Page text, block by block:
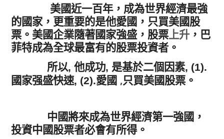
美國近一百年，成為世界經濟最強
的國家，更重要的是他愛國，只買美國股
票。美國企業隨著國家強盛 ，股票上升，巴
菲特成為全球最富有的股票投資者。
所以,他成功, 是基於二個因素, (1).
國家强盛快速, (2).愛國 ,只買美國股票。
中國將來成為世界經濟第一強國，
投資中國股票者必會有所得。